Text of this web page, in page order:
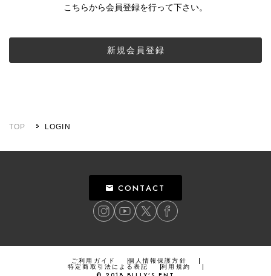
こちらから会員登録を行って下さい。
新規会員登録
TOP LOGIN
CONTACT
ご利用ガイド 個人情報保護方針
特定商取引法による表記
利用規約